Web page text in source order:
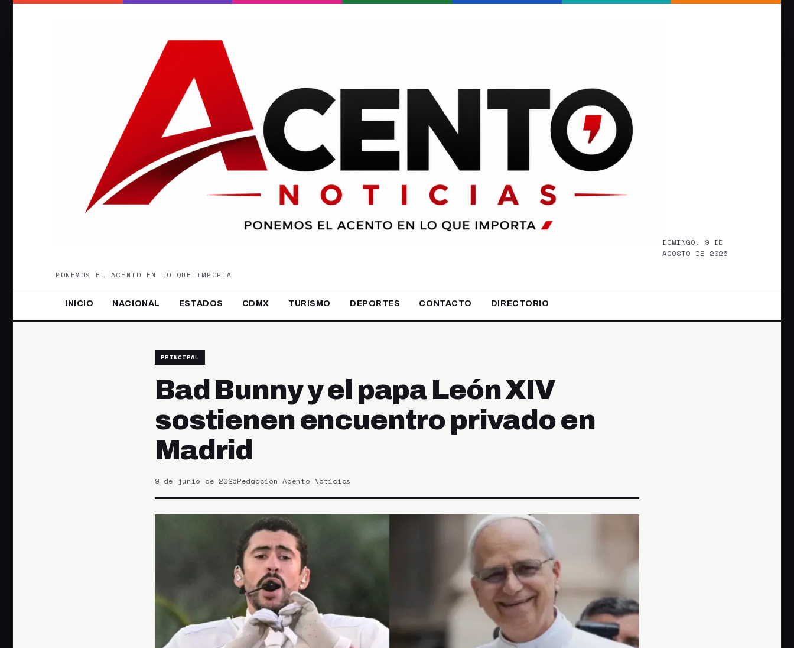
DOMINGO, 9 DE
AGOSTO DE 2026
PONEMOS EL ACENTO EN LO QUE IMPORTA
INICIO NACIONAL ESTADOS CDMX TURISMO DEPORTES CONTACTO DIRECTORIO
PRINCIPAL
Bad Bunny y el papa León XIV
sostienen encuentro privado en
Madrid
9 de junio de 2026Redacción Acento Noticias